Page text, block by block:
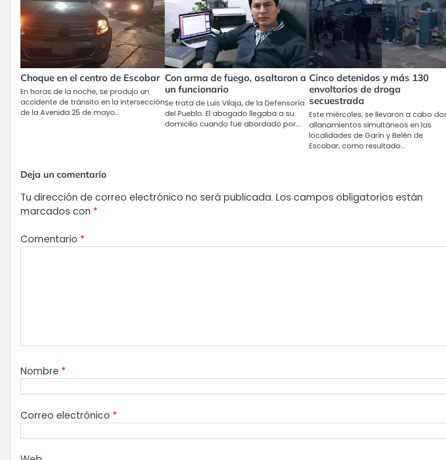
Choque en el centro de Escobar
En horas de la noche, se produjo un
accidente de tránsito en la intersección
de la Avenida 25 de mayo…
Con arma de fuego, asaltaron a
un funcionario
Se trata de Luis Vilaja, de la Defensoría
del Pueblo. El abogado llegaba a su
domicilio cuando fue abordado por…
Cinco detenidos y más 130
envoltorios de droga
secuestrada
Este miércoles, se llevaron a cabo
allanamientos simultáneos en las
localidades de Garín y Belén de
Escobar, como resultado…
Deja un comentario
Tu dirección de correo electrónico no será publicada. Los campos obligatorios están
marcados con *
Comentario *
Nombre *
Correo electrónico *